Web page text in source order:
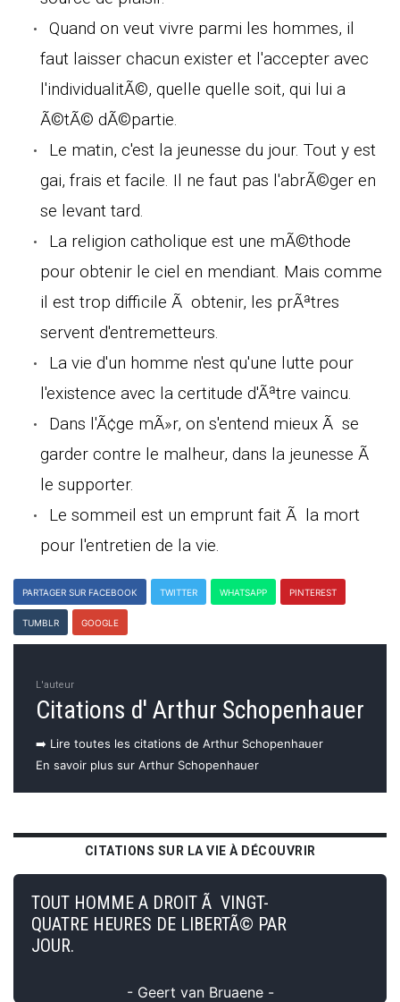
Quand on veut vivre parmi les hommes, il
faut laisser chacun exister et l'accepter avec
l'individualitÃ©, quelle quelle soit, qui lui a
Ã©tÃ© dÃ©partie.
Le matin, c'est la jeunesse du jour. Tout y est
gai, frais et facile. Il ne faut pas l'abrÃ©ger en
se levant tard.
La religion catholique est une mÃ©thode
pour obtenir le ciel en mendiant. Mais comme
il est trop difficile Ã obtenir, les prÃªtres
servent d'entremetteurs.
La vie d'un homme n'est qu'une lutte pour
l'existence avec la certitude d'Ãªtre vaincu.
Dans l'Ã¢ge mÃ»r, on s'entend mieux Ã se
garder contre le malheur, dans la jeunesse Ã
le supporter.
Le sommeil est un emprunt fait Ã la mort
pour l'entretien de la vie.
PARTAGER SUR FACEBOOK TWITTER WHATSAPP PINTEREST
TUMBLR GOOGLE
L'auteur
Citations d' Arthur Schopenhauer
➡️ Lire toutes les citations de Arthur Schopenhauer
En savoir plus sur Arthur Schopenhauer
CITATIONS SUR LA VIE À DÉCOUVRIR
TOUT HOMME A DROIT Ã VINGT-
QUATRE HEURES DE LIBERTÃ© PAR
JOUR.
- Geert van Bruaene -